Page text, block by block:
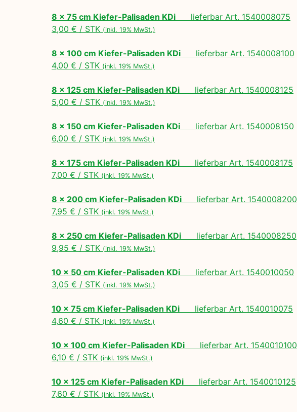
8 x 75 cm Kiefer-Palisaden KDi lieferbar Art. 1540008075
3,00 € / STK (inkl. 19% MwSt.)
8 x 100 cm Kiefer-Palisaden KDi lieferbar Art. 1540008100
4,00 € / STK (inkl. 19% MwSt.)
8 x 125 cm Kiefer-Palisaden KDi lieferbar Art. 1540008125
5,00 € / STK (inkl. 19% MwSt.)
8 x 150 cm Kiefer-Palisaden KDi lieferbar Art. 1540008150
6,00 € / STK (inkl. 19% MwSt.)
8 x 175 cm Kiefer-Palisaden KDi lieferbar Art. 1540008175
7,00 € / STK (inkl. 19% MwSt.)
8 x 200 cm Kiefer-Palisaden KDi lieferbar Art. 1540008200
7,95 € / STK (inkl. 19% MwSt.)
8 x 250 cm Kiefer-Palisaden KDi lieferbar Art. 1540008250
9,95 € / STK (inkl. 19% MwSt.)
10 x 50 cm Kiefer-Palisaden KDi lieferbar Art. 1540010050
3,05 € / STK (inkl. 19% MwSt.)
10 x 75 cm Kiefer-Palisaden KDi lieferbar Art. 1540010075
4,60 € / STK (inkl. 19% MwSt.)
10 x 100 cm Kiefer-Palisaden KDi lieferbar Art. 1540010100
6,10 € / STK (inkl. 19% MwSt.)
10 x 125 cm Kiefer-Palisaden KDi lieferbar Art. 1540010125
7,60 € / STK (inkl. 19% MwSt.)